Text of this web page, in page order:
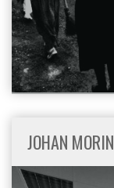
JOHAN